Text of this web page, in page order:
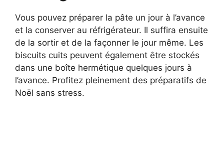
Vous pouvez préparer la pâte un jour à l’avance
et la conserver au réfrigérateur. Il suffira ensuite
de la sortir et de la façonner le jour même. Les
biscuits cuits peuvent également être stockés
dans une boîte hermétique quelques jours à
l’avance. Profitez pleinement des préparatifs de
Noël sans stress.